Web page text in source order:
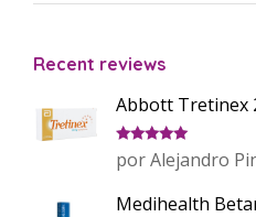
Recent reviews
Abbott Tretinex
Valorado
con
de 5
por Alejandro
Medihealth